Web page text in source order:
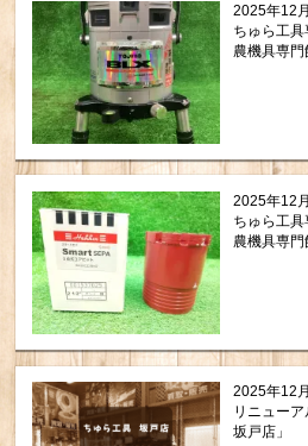
2025年12
ちゅら工具
農機具専門
2025年12
ちゅら工具
農機具専
2025年12
リニュー
坂戸店」